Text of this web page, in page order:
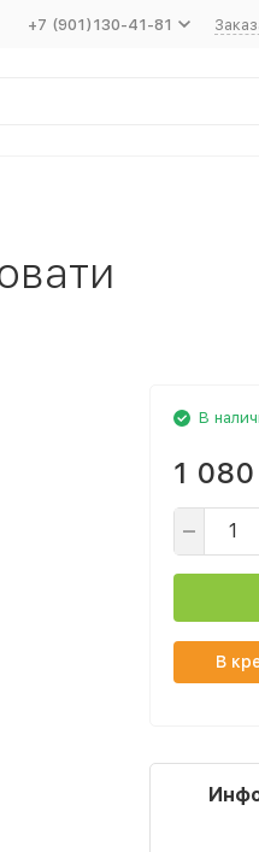
+7 (901)130-41-81
В
1 080
В